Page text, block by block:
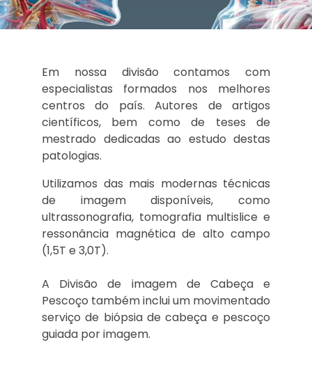
Neurorradiologia
Imagem Cabeça/Pescoço
Imagem Cardíaca
Imagem Torácica
AGENDAMENTO ON-LINE
CADASTRO MÉDICO
CONTATO
Em nossa divisão contamos com
especialistas formados nos melhores
centros do país. Autores de artigos
científicos, bem como de teses de
mestrado dedicadas ao estudo destas
patologias.​
​Utilizamos das mais modernas técnicas
de imagem disponíveis, como
ultrassonografia, tomografia multislice e
ressonância magnética de alto campo
(1,5T e 3,0T).​
A Divisão de imagem de Cabeça e
Pescoço também inclui um movimentado
serviço de biópsia de cabeça e pescoço
guiada por imagem.